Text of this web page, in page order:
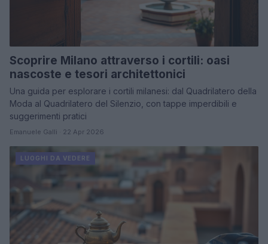
Scoprire Milano attraverso i cortili: oasi
nascoste e tesori architettonici
Una guida per esplorare i cortili milanesi: dal Quadrilatero della
Moda al Quadrilatero del Silenzio, con tappe imperdibili e
suggerimenti pratici
Emanuele Galli · 22 Apr 2026
LUOGHI DA VEDERE